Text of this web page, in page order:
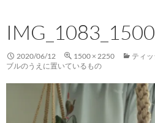
ン
ツ
へ
ス
IMG_1083_1500
2020/06/12 1500 × 2250
ティ
ブルのうえに置いているもの